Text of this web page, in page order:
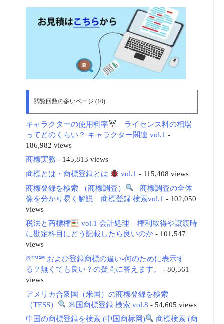
閲覧回数の多いページ (10)
キャラクターの使用料率
ライセンス料の相場
ってどのくらい？ キャラクター関連 vol.1 -
186,982 views
商標実務 - 145,813 views
商標とは・商標登録とは
vol.1 - 115,408 views
商標登録を検索 （商標調査）
–商標調査の全体
像を分かり易く解説 商標登録 検索vol.1 - 102,050
views
税法と商標権
vol.1 会計処理 – 権利取得や譲渡時
に勘定科目にどう記載したら良いのか- 101,547
views
®™℠ および登録商標の違い-何のために表示す
る？無くても良い？の疑問に答えます。
- 80,561
views
アメリカ合衆国（米国）の商標登録を検索
（TESS）
米国商標登録 検索 vol.8 - 54,605 views
中国の商標登録を検索 (中国商标网)
商標検索 (商